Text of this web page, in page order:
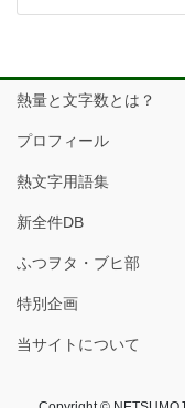
熱量と文字数とは？
プロフィール
熱文字用語集
新全件DB
ふつヲタ・ブヒ部
特別企画
当サイトについて